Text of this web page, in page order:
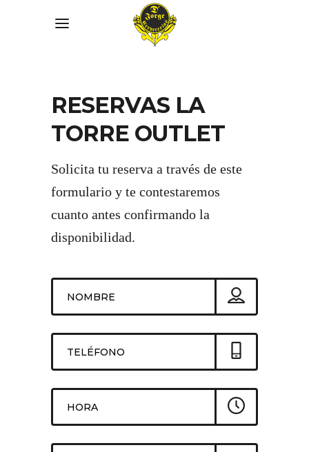
RESERVAS LA
TORRE OUTLET
Solicita tu reserva a través de este
formulario y te contestaremos
cuanto antes confirmando la
disponibilidad.